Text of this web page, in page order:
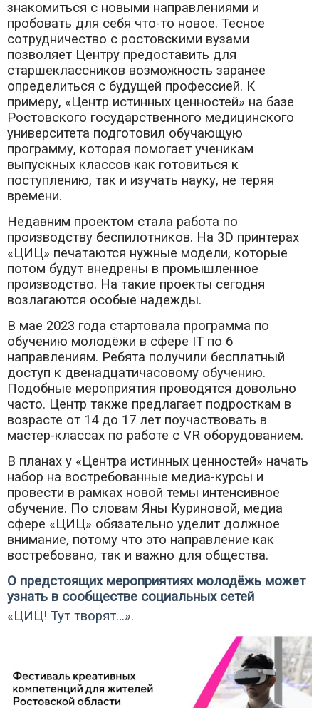
знакомиться с новыми направлениями и
пробовать для себя что-то новое. Тесное
сотрудничество с ростовскими вузами
позволяет Центру предоставить для
старшеклассников возможность заранее
определиться с будущей профессией. К
примеру, «Центр истинных ценностей» на базе
Ростовского государственного медицинского
университета подготовил обучающую
программу, которая помогает ученикам
выпускных классов как готовиться к
поступлению, так и изучать науку, не теряя
времени.
Недавним проектом стала работа по
производству беспилотников. На 3D принтерах
«ЦИЦ» печатаются нужные модели, которые
потом будут внедрены в промышленное
производство. На такие проекты сегодня
возлагаются особые надежды.
В мае 2023 года стартовала программа по
обучению молодёжи в сфере IT по 6
направлениям. Ребята получили бесплатный
доступ к двенадцатичасовому обучению.
Подобные мероприятия проводятся довольно
часто. Центр также предлагает подросткам в
возрасте от 14 до 17 лет поучаствовать в
мастер-классах по работе с VR оборудованием.
В планах у «Центра истинных ценностей» начать
набор на востребованные медиа-курсы и
провести в рамках новой темы интенсивное
обучение. По словам Яны Куриновой, медиа
сфере «ЦИЦ» обязательно уделит должное
внимание, потому что это направление как
востребовано, так и важно для общества.
О предстоящих мероприятиях молодёжь может
узнать в сообществе социальных сетей
«ЦИЦ! Тут творят…».